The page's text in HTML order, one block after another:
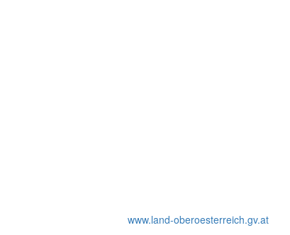
www.land-oberoesterreich.gv.at